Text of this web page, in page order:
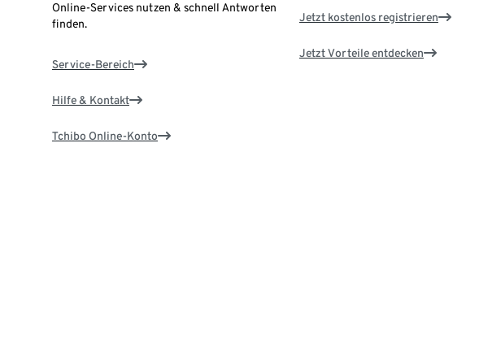
Online-Services nutzen & schnell Antworten
finden.
Service-Bereich
Hilfe & Kontakt
Tchibo Online-Konto
Jetzt kostenlos registrieren
Jetzt Vorteile entdecken